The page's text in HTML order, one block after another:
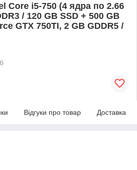
Core i5-750 (4 ядра по 2.66
/ 120 GB SSD + 500 GB
GTX 750TI, 2 GB GDDR5 /
Відгуки про товар Доставка